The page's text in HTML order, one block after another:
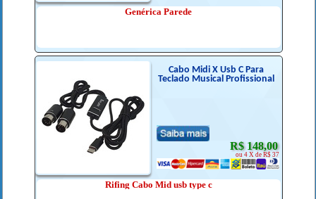
Genérica Parede
Cabo Midi X Usb C Para
Teclado Musical Profissional
R$ 148,00
ou 4 X de R$ 37
Rifing Cabo Mid usb type c